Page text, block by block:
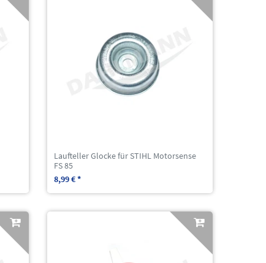
Laufteller Glocke für STIHL Motorsense
FS 85
8,99 € *